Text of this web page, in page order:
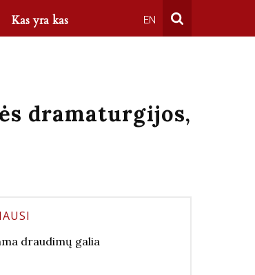
Kas yra kas EN
dramaturgijos,
draudimų galia